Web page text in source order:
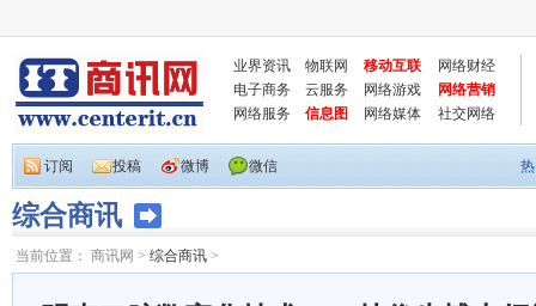
业界资讯 物联网 移动互联
网络财经
电子商务
云服务 网络游戏
网络营销
网络服务
信息图 网络媒体 社交网络
订阅 投稿 微博 微信
综合商讯
当前位置： 商讯网 > 综合商讯 >